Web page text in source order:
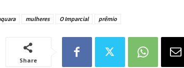
mulheres O Imparcial prêmio
Share